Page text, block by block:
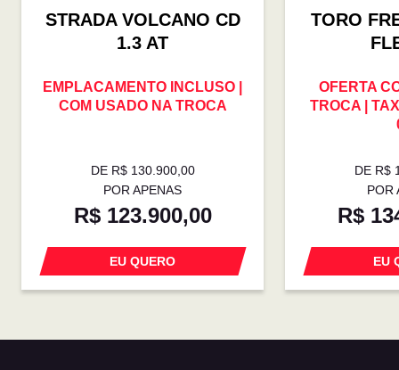
STRADA VOLCANO CD
1.3 AT
EMPLACAMENTO INCLUSO |
COM USADO NA TROCA
DE R$ 130.900,00
POR APENAS
R$ 123.900,00
EU QUERO
TORO
OFERTA
TROCA |
DE R$
POR
R$
EU